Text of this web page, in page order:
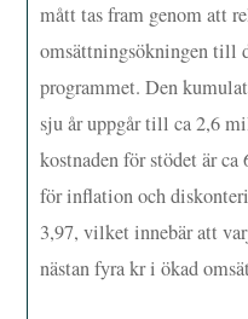
mått tas fram genom att
omsättningsökningen till
programmet. Den
sju år uppgår till ca 2,6
kostnaden för stödet är
för inflation och
3,97, vilket innebär att
nästan fyra kr i ökad